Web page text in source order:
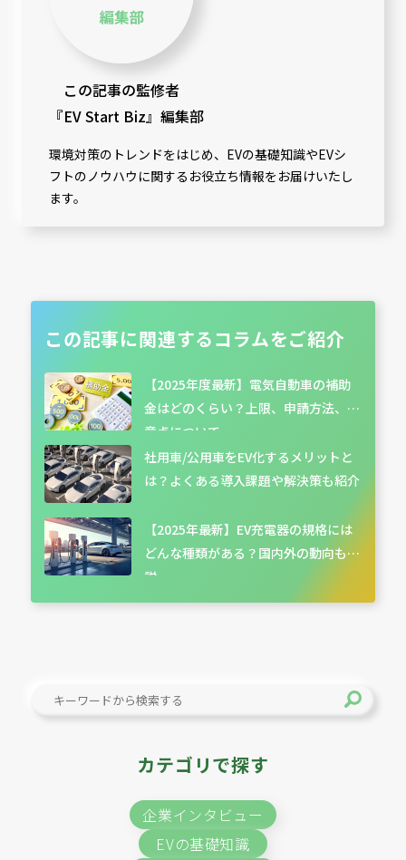
この記事の監修者
『EV Start Biz』編集部
環境対策のトレンドをはじめ、EVの基礎知識やEVシ
フトのノウハウに関するお役立ち情報をお届けいたし
ます。
この記事に関連するコラムをご紹介
【2025年度最新】電気自動車の補助
金はどのくらい？上限、申請方法、注
意点について
社用車/公用車をEV化するメリットと
は？よくある導入課題や解決策も紹介
【2025年最新】EV充電器の規格には
どんな種類がある？国内外の動向も解
説
カテゴリで探す
企業インタビュー
EVの基礎知識